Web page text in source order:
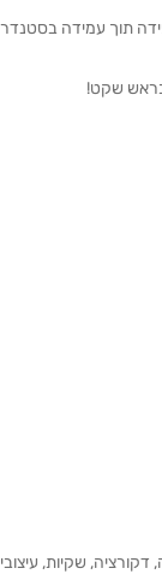
תוך עמידה
בראש שקט!
שקיות,